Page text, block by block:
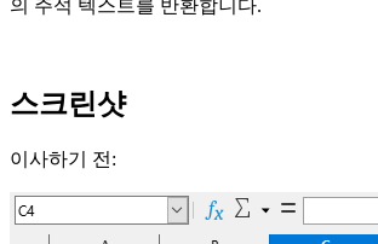
의 주석 텍스트를 반환합니다.
스크린샷
이사하기 전: